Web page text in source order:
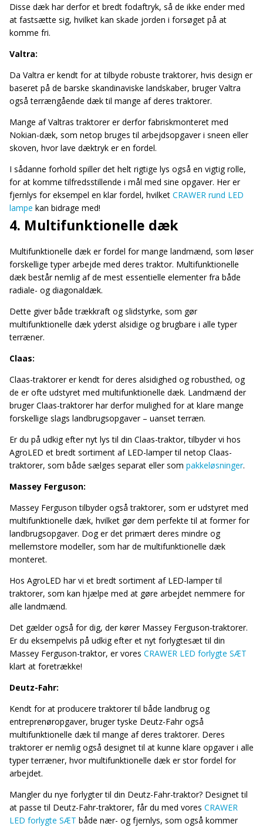
Disse dæk har derfor et bredt fodaftryk, så de ikke ender med
at fastsætte sig, hvilket kan skade jorden i forsøget på at
komme fri.
Valtra:
Da Valtra er kendt for at tilbyde robuste traktorer, hvis design er
baseret på de barske skandinaviske landskaber, bruger Valtra
også terrængående dæk til mange af deres traktorer.
Mange af Valtras traktorer er derfor fabriskmonteret med
Nokian-dæk, som netop bruges til arbejdsopgaver i sneen eller
skoven, hvor lave dæktryk er en fordel.
I sådanne forhold spiller det helt rigtige lys også en vigtig rolle,
for at komme tilfredsstillende i mål med sine opgaver. Her er
fjernlys for eksempel en klar fordel, hvilket CRAWER rund LED
lampe kan bidrage med!
4. Multifunktionelle dæk
Multifunktionelle dæk er fordel for mange landmænd, som løser
forskellige typer arbejde med deres traktor. Multifunktionelle
dæk består nemlig af de mest essentielle elementer fra både
radiale- og diagonaldæk.
Dette giver både trækkraft og slidstyrke, som gør
multifunktionelle dæk yderst alsidige og brugbare i alle typer
terræner.
Claas:
Claas-traktorer er kendt for deres alsidighed og robusthed, og
de er ofte udstyret med multifunktionelle dæk. Landmænd der
bruger Claas-traktorer har derfor mulighed for at klare mange
forskellige slags landbrugsopgaver – uanset terræn.
Er du på udkig efter nyt lys til din Claas-traktor, tilbyder vi hos
AgroLED et bredt sortiment af LED-lamper til netop Claas-
traktorer, som både sælges separat eller som pakkeløsninger.
Massey Ferguson:
Massey Ferguson tilbyder også traktorer, som er udstyret med
multifunktionelle dæk, hvilket gør dem perfekte til at former for
landbrugsopgaver. Dog er det primært deres mindre og
mellemstore modeller, som har de multifunktionelle dæk
monteret.
Hos AgroLED har vi et bredt sortiment af LED-lamper til
traktorer, som kan hjælpe med at gøre arbejdet nemmere for
alle landmænd.
Det gælder også for dig, der kører Massey Ferguson-traktorer.
Er du eksempelvis på udkig efter et nyt forlygtesæt til din
Massey Ferguson-traktor, er vores CRAWER LED forlygte SÆT
klart at foretrække!
Deutz-Fahr:
Kendt for at producere traktorer til både landbrug og
entreprenøropgaver, bruger tyske Deutz-Fahr også
multifunktionelle dæk til mange af deres traktorer. Deres
traktorer er nemlig også designet til at kunne klare opgaver i alle
typer terræner, hvor multifunktionelle dæk er stor fordel for
arbejdet.
Mangler du nye forlygter til din Deutz-Fahr-traktor? Designet til
at passe til Deutz-Fahr-traktorer, får du med vores CRAWER
LED forlygte SÆT både nær- og fjernlys, som også kommer